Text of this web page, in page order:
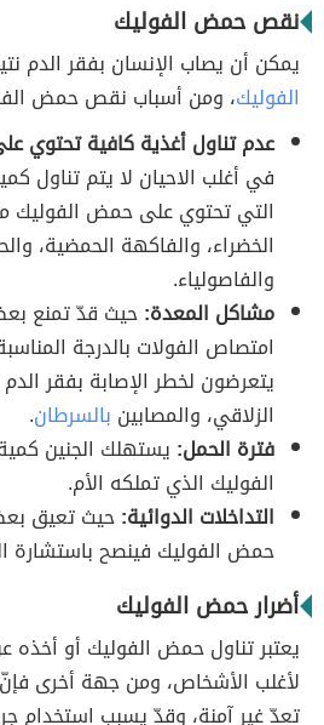
نقص حمض الفوليك
يمكن أن يصاب الإنسان بفقر الدم
الفوليك، ومن أسباب نقص حمض
عدم تناول أغذية كافية تحتوي
في أغلب الاحيان لا يتم تناول
التي تحتوي على حمض الفوليك
الخضراء، والفاكهة الحمضية،
والفاصولياء.
مشاكل المعدة:حيث قدّ تمنع
امتصاص الفولات بالدرجة
يتعرضون لخطر الإصابة بفقر
الزلاقي، والمصابين بالسرطان.
فترة الحمل: يستهلك الجنين
الفوليك الذي تملكه الأم.
التداخلات الدوائية:حيث تعيق
حمض الفوليك فينصح باستشارة
أضرار حمض الفوليك
يعتبر تناول حمض الفوليك أو أخذه
لأغلب الأشخاص، ومن جهة أخرى فإنّ
تعدّ غير آمنة، وقدّ يسبب استخدام